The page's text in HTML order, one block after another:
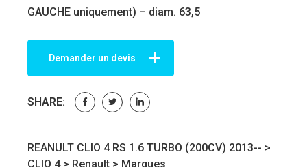
GAUCHE uniquement) – diam. 63,5
Demander un devis
SHARE:
REANULT CLIO 4 RS 1.6 TURBO (200CV) 2013-- >
CLIO 4> Renault > Marques